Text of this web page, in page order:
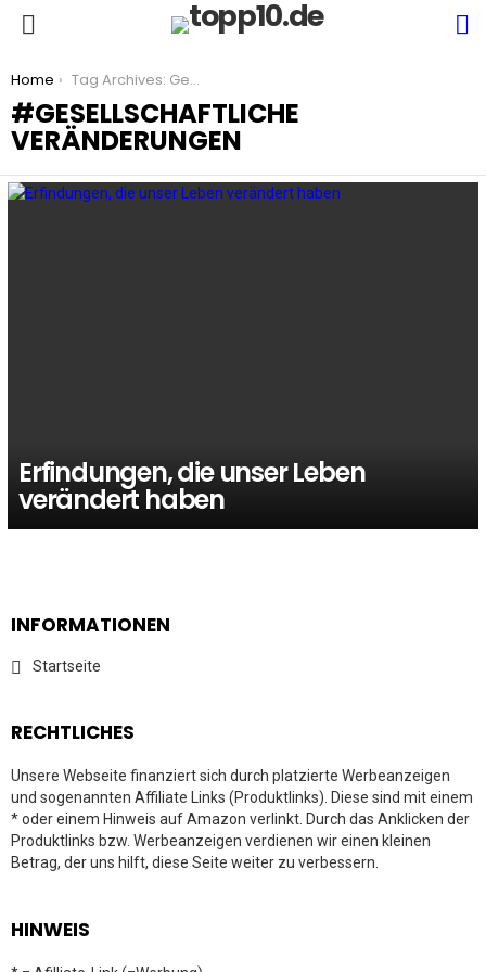
You are here:
Home Tag Archives: Gesellschaftliche Veränderungen
GESELLSCHAFTLICHE
VERÄNDERUNGEN
Erfindungen, die unser Leben
verändert haben
INFORMATIONEN
Startseite
RECHTLICHES
Unsere Webseite finanziert sich durch platzierte Werbeanzeigen
und sogenannten Affiliate Links (Produktlinks). Diese sind mit einem
* oder einem Hinweis auf Amazon verlinkt. Durch das Anklicken der
Produktlinks bzw. Werbeanzeigen verdienen wir einen kleinen
Betrag, der uns hilft, diese Seite weiter zu verbessern.
HINWEIS